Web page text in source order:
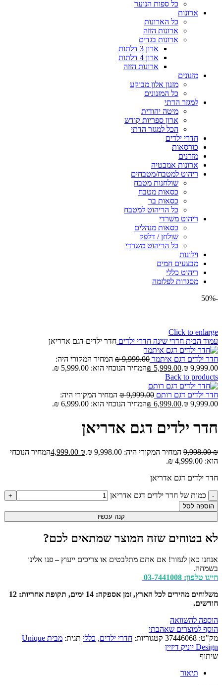
כל ספות הנוער
ארונות
כל הארונות
ארונות הזזה
ארונות בגדים
ארון 3 דלתות
ארון 4 דלתות
ארונות הזזה
מזנונים
מזנון אלון מבוקע
כל המזנונים
למגזר הדתי
מיטה יהודית
ארון ספריות קודש
הכל למגזר הדתי
חדרי ילדים
כורסאות
מזרנים
ארונות אמבטיה
ריהוט למטבח/מטבחים
שולחנות מטבח
כסאות מטבח
כסאות בר
כל הריהוט למטבח
ריהוט משרדי
כסאות מנהלים
שולחן / דלפק
כל הריהוט משרדי
וילונות
מבצעים חמים
ריהוט כללי
מסגרות לפלזמה
-50%
Click to enlarge
עמוד הבית חדרי שינה חדרי ילדים חדר ילדים דגם אדריאן
חדר ילדים דגם איתמר 9,999.00
₪ המחיר המקורי היה:
9,999.00 ₪.
5,999.00
₪המחיר הנוכחי הוא: 5,999.00 ₪.
Back to products
חדר ילדים דגם רותם 9,999.00
₪ המחיר המקורי היה:
9,999.00 ₪.
6,999.00
₪המחיר הנוכחי הוא: 6,999.00 ₪.
חדר ילדים דגם אדריאן
9,998.00₪ המחיר המקורי היה: 9,998.00 ₪. 4,999.00 ₪
המחיר הנוכחי
הוא: 4,999.00 ₪.
חדר ילדים דגם אדריאן
כמות של חדר ילדים דגם אדריאן
הוספה לסל
קנה עכשיו
לא בטוחים שזה המוצר שמתאים לכם?
אנחנו כאן לעזור! אם אתם מתלבטים או צריכים ייעוץ – פנו אלינו
בשמחה.
חייגו טלפון: 03-7441008
משלוחים מהירים לכל הארץ, זמן אספקה: 14 ימים, תקופת אחריות: 12
חודשים.
הוספה להשוואה
הוסף למוצרים שאהבתי
מק"ט: 37446068 קטגוריות: חדרי ילדים, כללי תגית:
מבית Unique
Design יוניק דיזיין
שיתוף
תיאור